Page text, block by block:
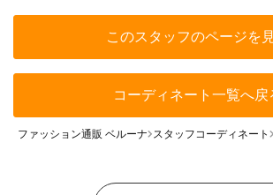
このスタッフのページを
コーディネート一覧へ戻
ファッション通販 ベルーナ スタッフコーディネート